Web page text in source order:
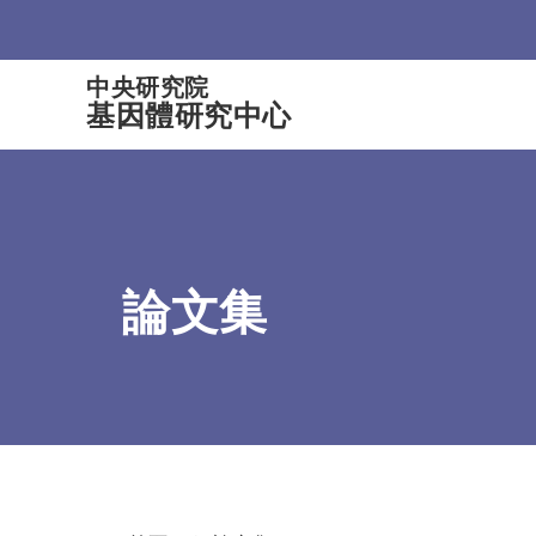
中央研究院
基因體研究中心
論文集